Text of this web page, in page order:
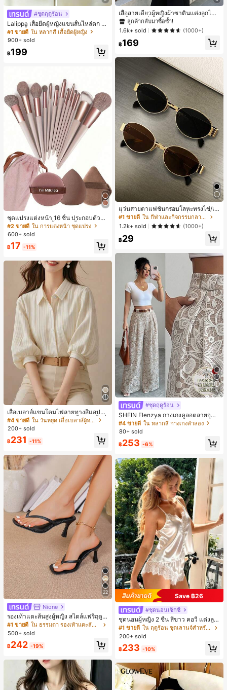
#ชุดฤดูร้อน
Lalippa เสื้อยืดผู้หญิงแขนสั้นไหล่ตก ค
อวีปกเสื้อ ลายพิมพ์ดิจิทัลลายทาง สไตล์
สปอร์ตแฟชั่นมินิมอล ของขวัญสำหรับเ
พื่อน
#1 ขายดี ใน หลากสี เสื้อยืดผู้หญิง
900+ sold
฿199
ชุดแปรงแต่งหน้า 16 ชิ้น ประกอบด้วยแ
ปรงแต่งหน้า 13 ชิ้น, ฟองน้ำแต่งหน้ารู
ปหยดน้ำ 1 ชิ้น, แปรงแป้งรองพื้นกลม 1
ชิ้น และฟองน้ำแต่งหน้ารูปสามเหลี่ยม
1 ชิ้น - ชุดคลาสสิก ทำจากขนสังเคราะ
ห์นุ่มและเป็นมิตรต่อผิว เหมาะสำหรับผู้
หญิงและเด็กผู้หญิง เหมาะสำหรับฤดูใบ
ไม้ร่วงและฤดูหนาว
#2 ขายดี ใน การแต่งหน้า ชุดแปรง
600+ sold
฿17 -11%
เสื้อเบลาส์แขนโคมไฟลายทางสีแอปริค
อตที่หรูหราสำหรับผู้หญิง, เสื้อแขนสั้นที่
ใช้ได้หลากหลายสำหรับการเดินทาง, ตั
ดแบบสุ่มสำหรับฤดูร้อน
#4 ขายดี
ใน วันหยุด เสื้อเบลาส์ผู้หญิง
200+ sold
฿231 -11%
22
Nione
รองเท้าแตะส้นสูงผู้หญิง สไตล์แฟรี่ฤดูร้
อน ส้นบาง แบบคีบ แต่งสายคาดผม รอ
งเท้าแตะชายหาดสำหรับเที่ยวพักผ่อน
แฟชั่นสายไขว้ สำหรับเดทไนท์
#1 ขายดี
ใน ธรรมดา รองเท้าแตะส้นสูงผู้หญิง
500+ sold
฿242 -19%
เสื้อสายเดี่ยวผู้หญิงผ้าซาตินแต่งลูกไม้
- เสื้อสายเดี่ยวฤดูร้อนสีคากีมีรอยผ่าด้า
นข้างที่น่าดึงดูดแบบสบายๆ
#1 ขายดี
ใน สีกากี เสื้อสตรี เสื้อเบลาส์ & Tee
ลูกค้ากลับมาซื้อซ้ำ!
#1 ขายดี
ลูกค้ากลับมาซื้อซ้ำ!
#1 ขายดี
ลูกค้ากลับมาซื้อซ้ำ!
#1 ขายดี
ใน สีกากี เสื้อสตรี เสื้อเบลาส์ & Tee
ลูกค้ากลับมาซื้อซ้ำ!
1.6k+ sold (1000+)
฿169
แว่นสายตาแฟชั่นกรอบโลหะทรงไข่/เห
ลี่ยมสำหรับผู้หญิง (กรอบครึ่ง), เหมาะ
สำหรับใส่ในชีวิตประจำวันและกิจกรรม
กลางแจ้ง
#1 ขายดี
ใน กีฬาและกิจกรรมกลางแจ้ง
1.2k+ sold
(1000+)
฿29
5
#ชุดฤดูร้อน
SHEIN Elenzya กางเกงคูลอตลายจุดเ
อวสูงแบบใหม่สำหรับฤดูใบไม้ผลิ/ฤดูร้อ
น, สไตล์หรูหราเหมาะสำหรับใส่ในชีวิต
ประจำวันและทำงาน, ให้ความรู้สึกวินเ
ทจสำหรับฤดูรับปริญญา, เทศกาลดนตร
ี, การแข่งม้าดาร์บี้, วันประกาศอิสรภาพ
#4 ขายดี ใน หลากสี กางเกงลำลอง
80+ sold
฿253 -6%
Save ฿26
#ชุดนอนเซ็กซี่
ชุดนอนผู้หญิง 2 ชิ้น สีขาว คอวี แต่งลูก
ไม้แบบแพตช์เวิร์ก ชุดนอนใส่ในบ้าน
สำหรับเธอ
#1 ขายดี
ใน ฤดูร้อน ชุดเลานจ์สำหรับผู้หญิง
200+ sold
฿233 -10%